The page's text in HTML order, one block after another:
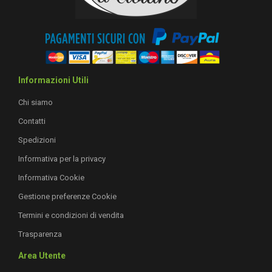
Informazioni Utili
Chi siamo
Contatti
Spedizioni
Informativa per la privacy
Informativa Cookie
Gestione preferenze Cookie
Termini e condizioni di vendita
Trasparenza
Area Utente